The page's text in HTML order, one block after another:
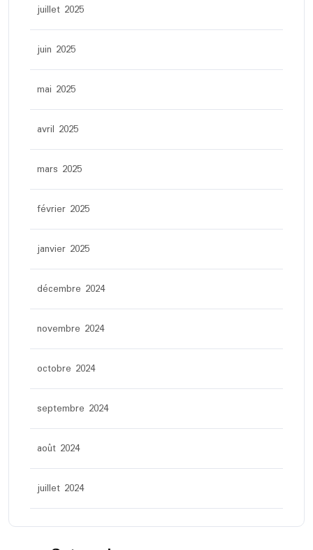
juillet 2025
juin 2025
mai 2025
avril 2025
mars 2025
février 2025
janvier 2025
décembre 2024
novembre 2024
octobre 2024
septembre 2024
août 2024
juillet 2024